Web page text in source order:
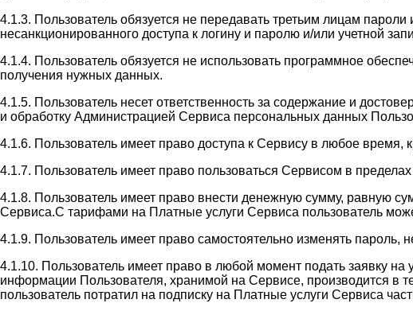
4.1.3. Пользователь обязуется не передавать третьим лицам
несанкционированного доступа к логину и паролю и/или учетной
4.1.4. Пользователь обязуется не использовать программное
получения нужных данных.
4.1.5. Пользователь несет ответственность за содержание и
и обработку Администрацией Сервиса персональных данных
4.1.6. Пользователь имеет право доступа к Сервису в любое время,
4.1.7. Пользователь имеет право пользоваться Сервисом в
4.1.8. Пользователь имеет право внести денежную сумму, равную
Сервиса.С тарифами на Платные услуги Сервиса пользователь
4.1.9. Пользователь имеет право самостоятельно изменять
4.1.10. Пользователь имеет право в любой момент подать заявку
информации Пользователя, хранимой на Сервисе, производится в
пользователь потратил на подписку на Платные услуги Сервиса